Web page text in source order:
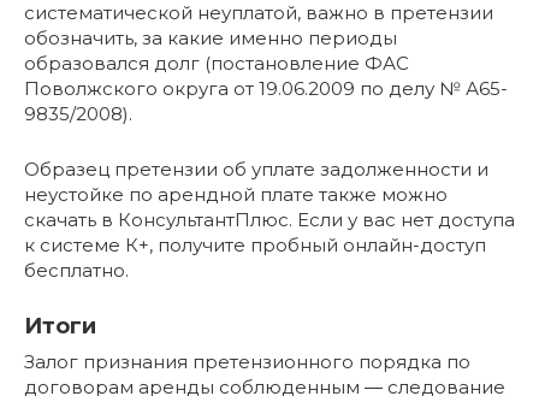
систематической неуплатой, важно в претензии
обозначить, за какие именно периоды
образовался долг (постановление ФАС
Поволжского округа от 19.06.2009 по делу № А65-
9835/2008).
Образец претензии об уплате задолженности и
неустойке по арендной плате также можно
скачать в КонсультантПлюс. Если у вас нет доступа
к системе К+, получите пробный онлайн-доступ
бесплатно.
Итоги
Залог признания претензионного порядка по
договорам аренды соблюденным ― следование